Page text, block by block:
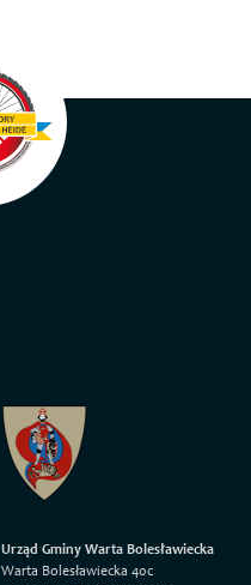
Urząd Gminy Warta Bolesławiecka
Warta Bolesławiecka 40c